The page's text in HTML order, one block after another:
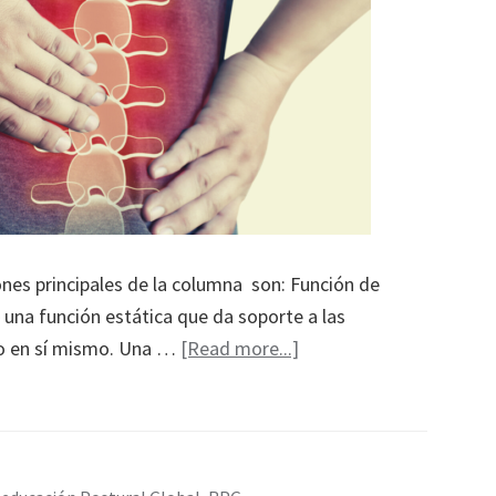
principales de la columna son: Función de
función estática que da soporte a las
en sí mismo. Una … [Read more...]